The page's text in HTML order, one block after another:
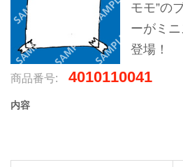
モモ”の
ーがミ
登場！
商品番号: 4010110041
内容